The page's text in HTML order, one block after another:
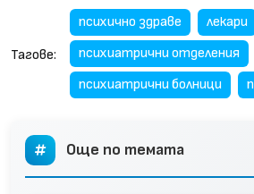
Тагове:
психично здраве лекари
психиатрични отделения
психиатрични болници
Още по темата